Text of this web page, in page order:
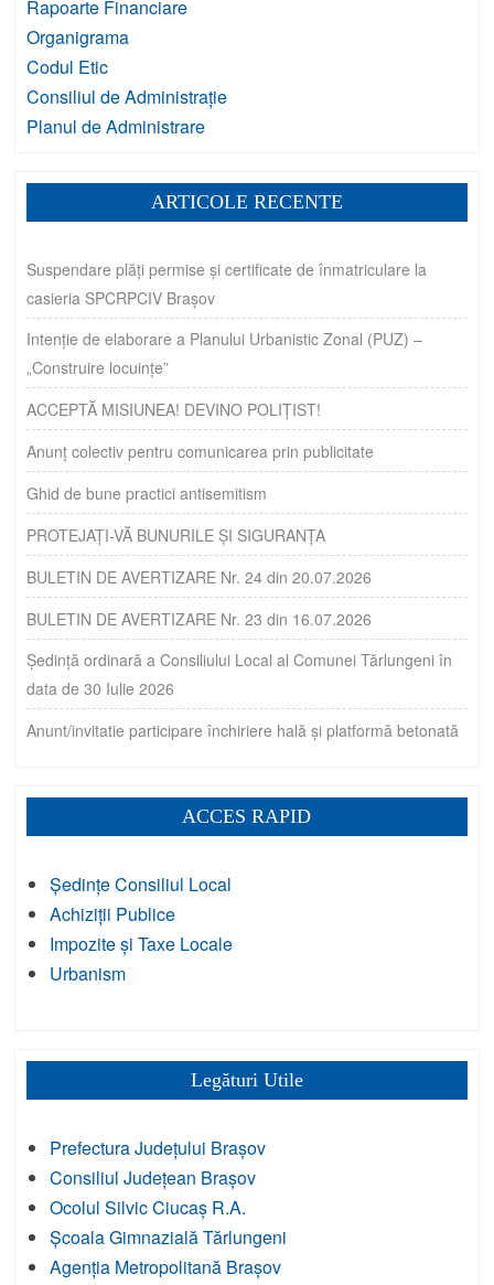
Rapoarte Financiare
Organigrama
Codul Etic
Consiliul de Administrație
Planul de Administrare
ARTICOLE RECENTE
Suspendare plăți permise și certificate de înmatriculare la
casieria SPCRPCIV Brașov
Intenție de elaborare a Planului Urbanistic Zonal (PUZ) –
„Construire locuințe”
ACCEPTĂ MISIUNEA! DEVINO POLIȚIST!
Anunț colectiv pentru comunicarea prin publicitate
Ghid de bune practici antisemitism
PROTEJAȚI-VĂ BUNURILE ȘI SIGURANȚA
BULETIN DE AVERTIZARE Nr. 24 din 20.07.2026
BULETIN DE AVERTIZARE Nr. 23 din 16.07.2026
Ședință ordinară a Consiliului Local al Comunei Tărlungeni în
data de 30 Iulie 2026
Anunt/invitatie participare închiriere hală și platformă betonată
ACCES RAPID
Ședințe Consiliul Local
Achiziții Publice
Impozite și Taxe Locale
Urbanism
Legături Utile
Prefectura Județului Brașov
Consiliul Județean Brașov
Ocolul Silvic Ciucaș R.A.
Școala Gimnazială Tărlungeni
Agenția Metropolitană Brașov